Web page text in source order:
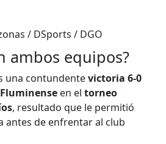
/ DSports / DGO
ambos equipos?
una contundentevictoria 6-0
en eltorneo
, resultado que le permitió
antes de enfrentar al club